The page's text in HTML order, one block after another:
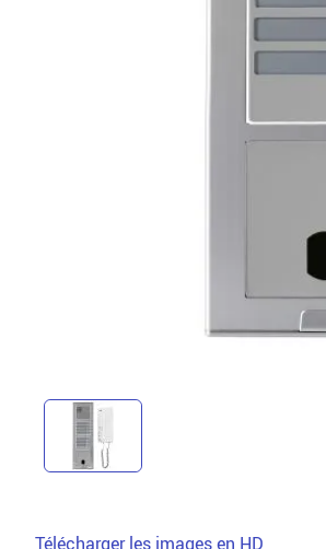
Télécharger les images en HD